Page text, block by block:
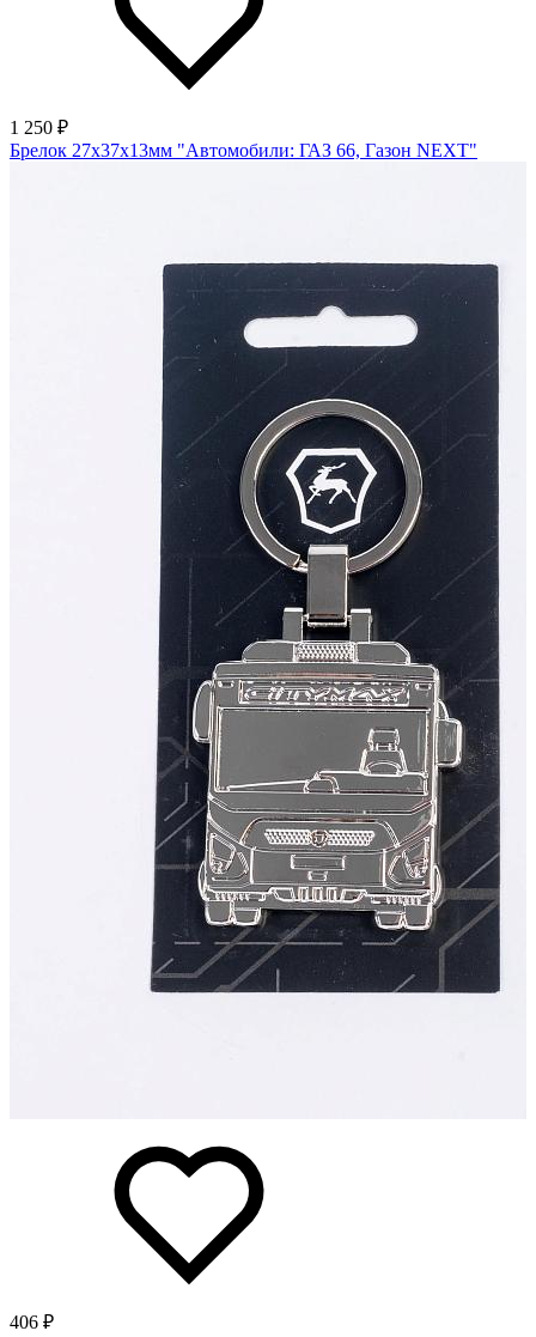
1 250 ₽
Брелок 27х37х13мм "Автомобили: ГАЗ 66, Газон NEXT"
406 ₽